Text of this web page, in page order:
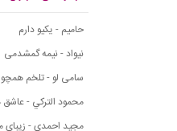
حامیم - یکیو دارم
نیواد - نیمه گمشدمی
سامی لو - تلخم
محمود التركي -
مجید احمدی - زیبای